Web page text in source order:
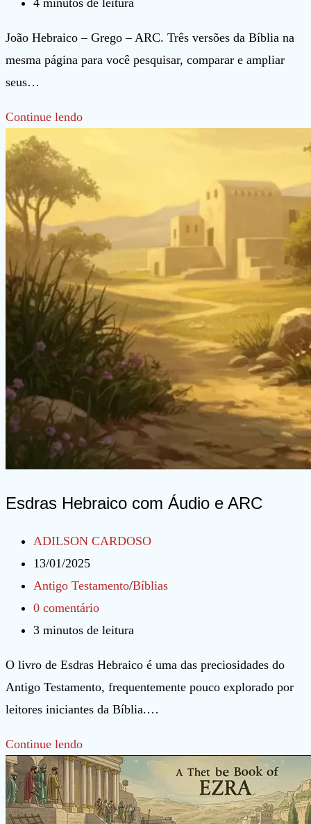
4 minutos de leitura
João Hebraico – Grego – ARC. Três versões da Bíblia na
mesma página para você pesquisar, comparar e ampliar
seus…
Continue lendoJoão
Grego
ARC
Esdras Hebraico com Áudio e ARC
Autor
do
post:
ADILSON CARDOSO
Post
publicado:
13/01/2025
Categoria
do
post:
Antigo Testamento/Bíblias
Comentários
do
0 comentário
Tempo
leitura:
3 minutos de leitura
O livro de Esdras Hebraico é uma das preciosidades do
Antigo Testamento, frequentemente pouco explorado por
leitores iniciantes da Bíblia.…
Continue lendoEsdras
Hebraico
com
Áudio